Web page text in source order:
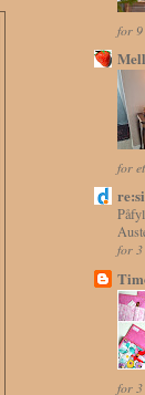
for 9
for
for 3
for 3